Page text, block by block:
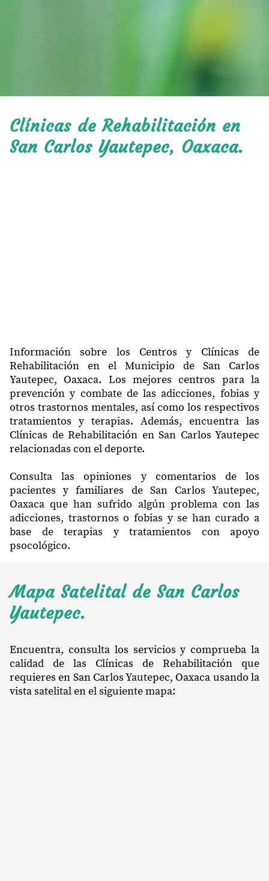
Clínicas de Rehabilitación en
San Carlos Yautepec, Oaxaca.
Información sobre los Centros y Clínicas de
Rehabilitación en el Municipio de San Carlos
Yautepec, Oaxaca. Los mejores centros para la
prevención y combate de las adicciones, fobias y
otros trastornos mentales, así como los respectivos
tratamientos y terapias. Además, encuentra las
Clínicas de Rehabilitación en San Carlos Yautepec
relacionadas con el deporte.
Consulta las opiniones y comentarios de los
pacientes y familiares de San Carlos Yautepec,
Oaxaca que han sufrido algún problema con las
adicciones, trastornos o fobias y se han curado a
base de terapias y tratamientos con apoyo
psocológico.
Mapa Satelital de San Carlos
Yautepec.
Encuentra, consulta los servicios y comprueba la
calidad de las Clínicas de Rehabilitación que
requieres en San Carlos Yautepec, Oaxaca usando la
vista satelital en el siguiente mapa: